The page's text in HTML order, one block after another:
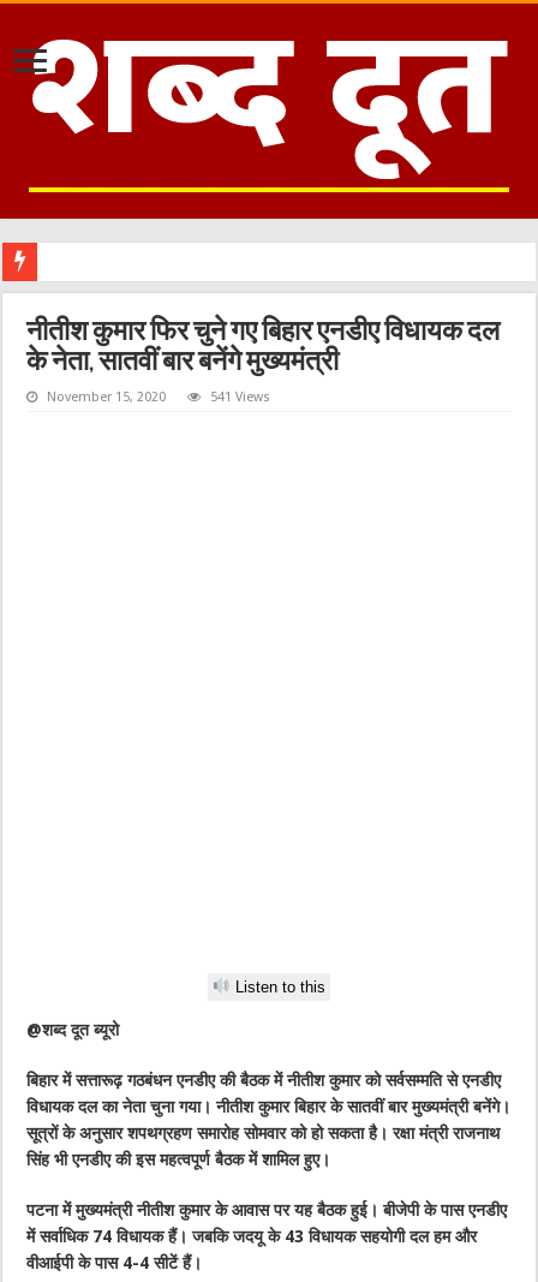
नीतीश कुमार फिर चुने गए बिहार एनडीए विधायक दल
के नेता, सातवीं बार बनेंगे मुख्यमंत्री
November 15, 2020 541 Views
Listen to this
@शब्द दूत ब्यूरो
बिहार में सत्तारूढ़ गठबंधन एनडीए की बैठक में नीतीश कुमार को सर्वसम्मति से एनडीए
विधायक दल का नेता चुना गया। नीतीश कुमार बिहार के सातवीं बार मुख्यमंत्री बनेंगे।
सूत्रों के अनुसार शपथग्रहण समारोह सोमवार को हो सकता है। रक्षा मंत्री राजनाथ
सिंह भी एनडीए की इस महत्वपूर्ण बैठक में शामिल हुए।
पटना में मुख्यमंत्री नीतीश कुमार के आवास पर यह बैठक हुई। बीजेपी के पास एनडीए
में सर्वाधिक 74 विधायक हैं। जबकि जदयू के 43 विधायक सहयोगी दल हम और
वीआईपी के पास 4-4 सीटें हैं।